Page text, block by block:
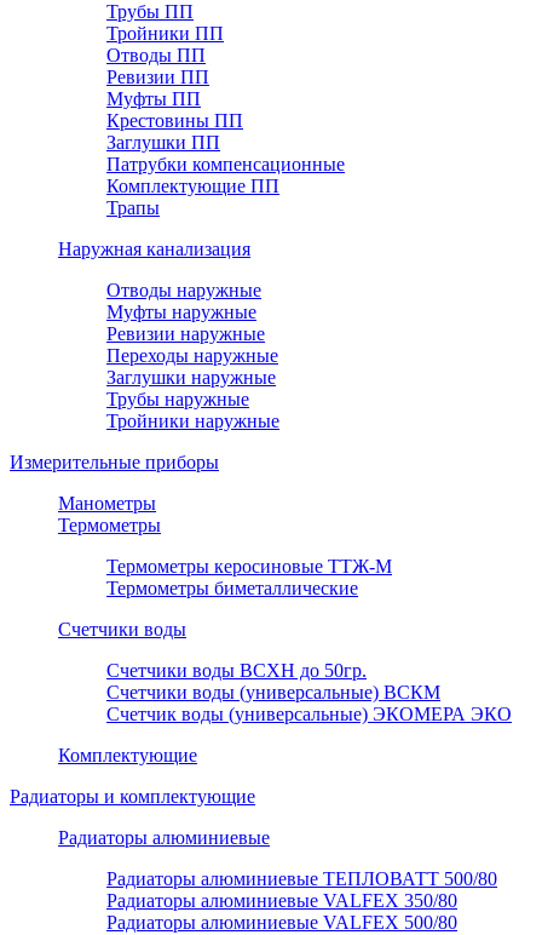
Трубы ПП
Тройники ПП
Отводы ПП
Ревизии ПП
Муфты ПП
Крестовины ПП
Заглушки ПП
Патрубки компенсационные
Комплектующие ПП
Трапы
Наружная канализация
Отводы наружные
Муфты наружные
Ревизии наружные
Переходы наружные
Заглушки наружные
Трубы наружные
Тройники наружные
Измерительные приборы
Манометры
Термометры
Термометры керосиновые ТТЖ-М
Термометры биметаллические
Счетчики воды
Счетчики воды ВСХН до 50гр.
Счетчики воды (универсальные) ВСКМ
Счетчик воды (универсальные) ЭКОМЕРА ЭКО
Комплектующие
Радиаторы и комплектующие
Радиаторы алюминиевые
Радиаторы алюминиевые ТЕПЛОВАТТ 500/80
Радиаторы алюминиевые VALFEX 350/80
Радиаторы алюминиевые VALFEX 500/80